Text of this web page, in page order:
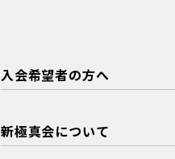
入会希望者の方へ
新極真会について